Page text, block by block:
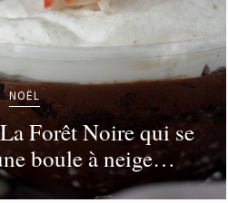
NOËL
Forêt Noire qui se
boule à neige…